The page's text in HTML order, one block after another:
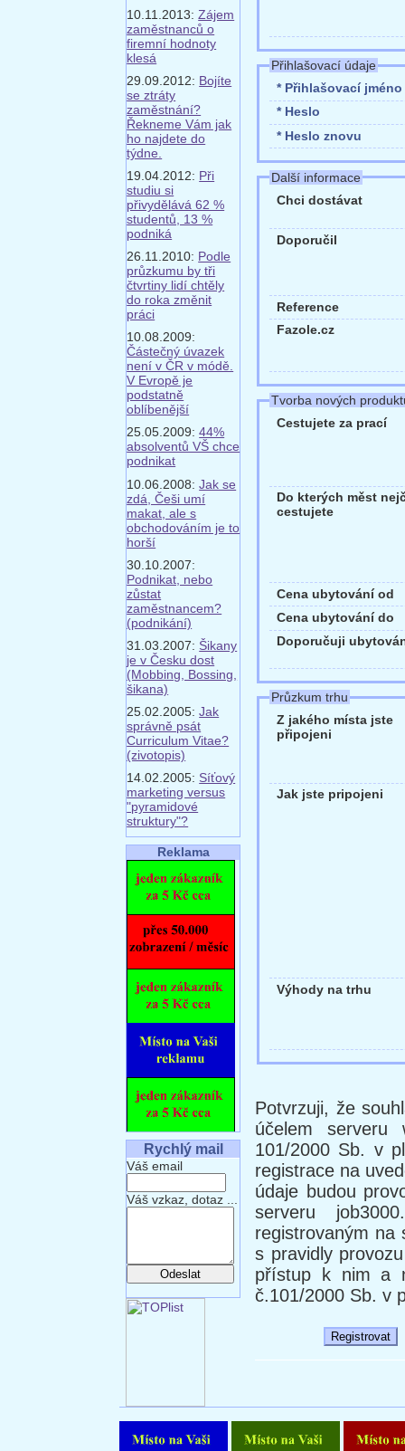
10.11.2013:Zájem
zaměstnanců o
firemní hodnoty
klesá
29.09.2012: Bojíte
se ztráty
zaměstnání?
Řekneme Vám jak
ho najdete do
týdne.
19.04.2012: Při
studiu si
přivydělává 62 %
studentů, 13 %
podniká
26.11.2010: Podle
průzkumu by tři
čtvrtiny lidí chtěly
do roka změnit
práci
10.08.2009:
Částečný úvazek
není v ČR v módě.
V Evropě je
podstatně
oblíbenější
25.05.2009:44%
absolventů VŠ chce
podnikat
10.06.2008:Jak se
zdá, Češi umí
makat, ale s
obchodováním je to
horší
30.10.2007:
Podnikat, nebo
zůstat
zaměstnancem?
(podnikání)
31.03.2007: Šikany
je v Česku dost
(Mobbing, Bossing,
šikana)
25.02.2005:Jak
správně psát
Curriculum Vitae?
(zivotopis)
14.02.2005: Síťový
marketing versus
"pyramidové
struktury"?
Reklama
Rychlý mail
Váš email
Váš vzkaz, dotaz ...
Přihlašovací údaje
* Přihlašovací jméno
* Heslo
* Heslo znovu
Další informace
Chci dostávat
Doporučil
Reference
Fazole.cz
Tvorba nových
Cestujete za prací
Do kterých měst
cestujete
Cena ubytování od
Cena ubytování do
Doporučuji
Průzkum trhu
Z jakého místa jste
připojeni
Jak jste pripojeni
Výhody na trhu
Potvrzuji, že
účelem serveru
101/2000 Sb. v
registrace na
údaje budou
serveru
registrovaným na
s pravidly
přístup k nim a
č.101/2000 Sb. v